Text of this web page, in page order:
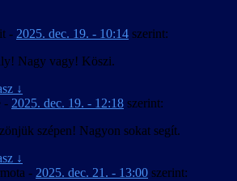
- 2025. dec. 19. - 10:14 szerint:
Nagy vagy! Köszi.
↓
- 2025. dec. 19. - 12:18 szerint:
szépen! Nagyon sokat segít.
↓
- 2025. dec. 21. - 13:00 szerint: